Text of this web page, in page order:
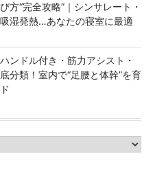
方“完全攻略”｜シンサレート・
湿発熱…あなたの寝室に最適
ンドル付き・筋力アシスト・
分類！室内で“足腰と体幹”を育